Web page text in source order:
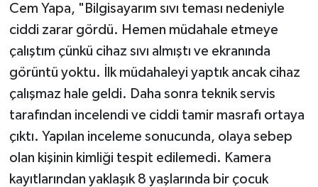
Cem Yapa, "Bilgisayarım sıvı teması nedeniyle
ciddi zarar gördü. Hemen müdahale etmeye
çalıştım çünkü cihaz sıvı almıştı ve ekranında
görüntü yoktu. İlk müdahaleyi yaptık ancak cihaz
çalışmaz hale geldi. Daha sonra teknik servis
tarafından incelendi ve ciddi tamir masrafı ortaya
çıktı. Yapılan inceleme sonucunda, olaya sebep
olan kişinin kimliği tespit edilemedi. Kamera
kayıtlarından yaklaşık 8 yaşlarında bir çocuk